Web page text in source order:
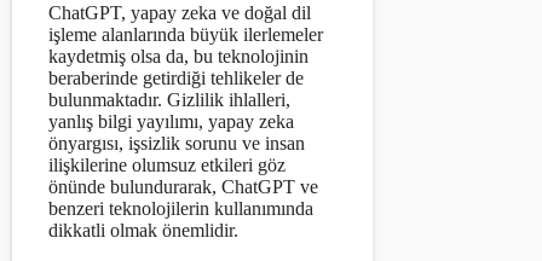
ChatGPT, yapay zeka ve doğal dil
işleme alanlarında büyük ilerlemeler
kaydetmiş olsa da, bu teknolojinin
beraberinde getirdiği tehlikeler de
bulunmaktadır. Gizlilik ihlalleri,
yanlış bilgi yayılımı, yapay zeka
önyargısı, işsizlik sorunu ve insan
ilişkilerine olumsuz etkileri göz
önünde bulundurarak, ChatGPT ve
benzeri teknolojilerin kullanımında
dikkatli olmak önemlidir.